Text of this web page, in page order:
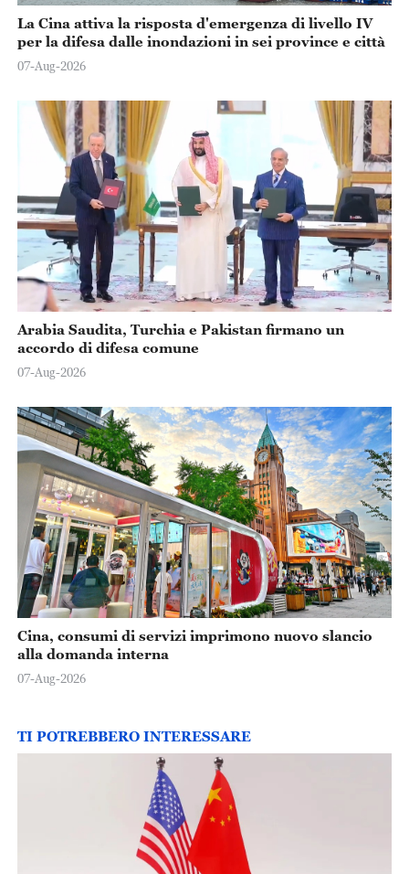
La Cina attiva la risposta d'emergenza di livello IV
per la difesa dalle inondazioni in sei province e città
07-Aug-2026
Arabia Saudita, Turchia e Pakistan firmano un
accordo di difesa comune
07-Aug-2026
Cina, consumi di servizi imprimono nuovo slancio
alla domanda interna
07-Aug-2026
TI POTREBBERO INTERESSARE